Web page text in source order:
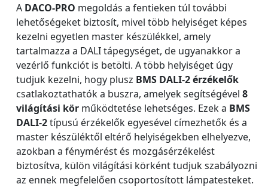
A DACO-PRO megoldás a fentieken túl további
lehetőségeket biztosít, mivel több helyiséget képes
kezelni egyetlen master készülékkel, amely
tartalmazza a DALI tápegységet, de ugyanakkor a
vezérlő funkciót is betölti. A több helyiséget úgy
tudjuk kezelni, hogy plusz BMS DALI-2 érzékelők
csatlakoztathatók a buszra, amelyek segítségével 8
világítási kör működtetése lehetséges. Ezek a BMS
DALI-2típusú érzékelők egyesével címezhetők és a
master készüléktől eltérő helyiségekben elhelyezve,
azokban a fénymérést és mozgásérzékelést
biztosítva, külön világítási körként tudjuk szabályozni
az ennek megfelelően csoportosított lámpatesteket.